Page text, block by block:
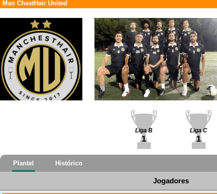
Man ChestHair United
Liga B
1
Liga C
1
Plantel Histórico
Jogadores